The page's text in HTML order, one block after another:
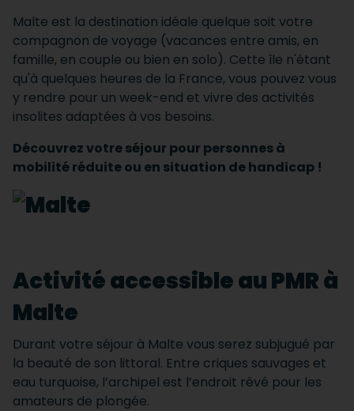
Malte est la destination idéale quelque soit votre
compagnon de voyage (vacances entre amis, en
famille, en couple ou bien en solo). Cette île n'étant
qu'à quelques heures de la France, vous pouvez vous
y rendre pour un week-end et vivre des activités
insolites adaptées à vos besoins.
Découvrez votre séjour pour personnes à
mobilité réduite ou en situation de handicap !
Activité accessible au PMR à
Malte
Durant votre séjour à Malte vous serez subjugué par
la beauté de son littoral. Entre criques sauvages et
eau turquoise, l’archipel est l’endroit rêvé pour les
amateurs de plongée.